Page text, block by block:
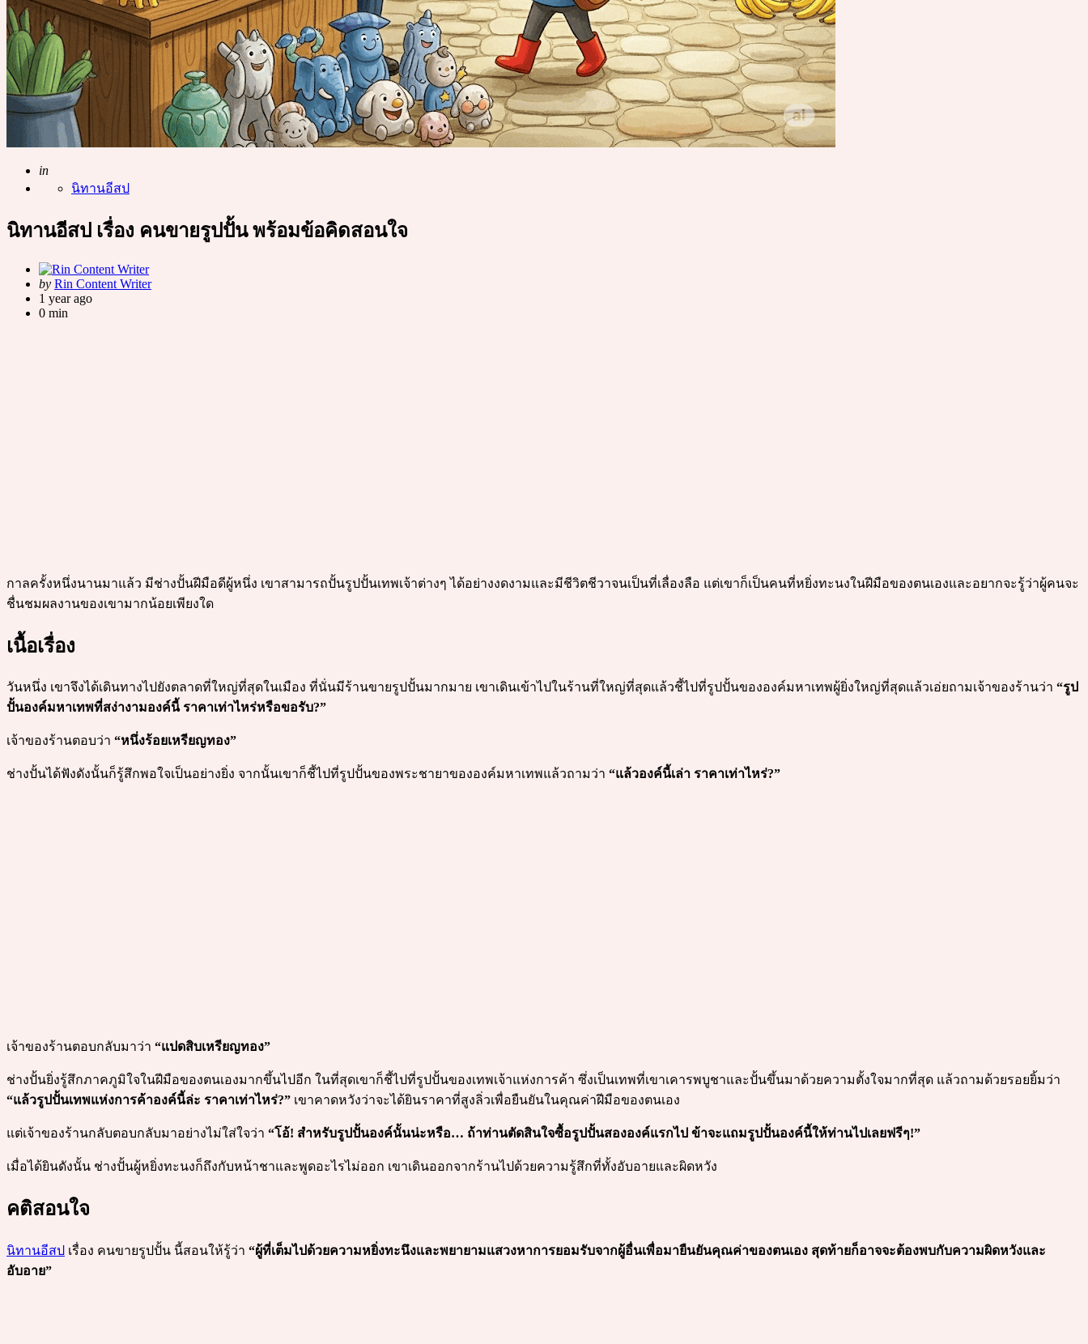
Posted
in
นิทานอีสป
นิทานอีสป เรื่อง คนขายรูปปั้น พร้อมข้อคิดสอนใจ
Posted
by
by Rin Content Writer
1 year ago
0 min
กาลครั้งหนึ่งนานมาแล้ว มีช่างปั้นฝีมือดีผู้หนึ่ง เขาสามารถปั้นรูปปั้นเทพเจ้าต่างๆ ได้อย่างงดงามและมีชีวิตชีวาจนเป็นที่เลื่องลือ แต่เขาก็เป็นคนที่หยิ่งทะนงในฝีมือของตนเองและอยากจะรู้ว่าผู้คนจะ
ชื่นชมผลงานของเขามากน้อยเพียงใด
เนื้อเรื่อง
วันหนึ่ง เขาจึงได้เดินทางไปยังตลาดที่ใหญ่ที่สุดในเมือง ที่นั่นมีร้านขายรูปปั้นมากมาย เขาเดินเข้าไปในร้านที่ใหญ่ที่สุดแล้วชี้ไปที่รูปปั้นขององค์มหาเทพผู้ยิ่งใหญ่ที่สุดแล้วเอ่ยถามเจ้าของร้านว่า “รูป
ปั้นองค์มหาเทพที่สง่างามองค์นี้ ราคาเท่าไหร่หรือขอรับ?”
เจ้าของร้านตอบว่า “หนึ่งร้อยเหรียญทอง”
ช่างปั้นได้ฟังดังนั้นก็รู้สึกพอใจเป็นอย่างยิ่ง จากนั้นเขาก็ชี้ไปที่รูปปั้นของพระชายาขององค์มหาเทพแล้วถามว่า “แล้วองค์นี้เล่า ราคาเท่าไหร่?”
เจ้าของร้านตอบกลับมาว่า “แปดสิบเหรียญทอง”
ช่างปั้นยิ่งรู้สึกภาคภูมิใจในฝีมือของตนเองมากขึ้นไปอีก ในที่สุดเขาก็ชี้ไปที่รูปปั้นของเทพเจ้าแห่งการค้า ซึ่งเป็นเทพที่เขาเคารพบูชาและปั้นขึ้นมาด้วยความตั้งใจมากที่สุด แล้วถามด้วยรอยยิ้มว่า
“แล้วรูปปั้นเทพแห่งการค้าองค์นี้ล่ะ ราคาเท่าไหร่?” เขาคาดหวังว่าจะได้ยินราคาที่สูงลิ่วเพื่อยืนยันในคุณค่าฝีมือของตนเอง
แต่เจ้าของร้านกลับตอบกลับมาอย่างไม่ใส่ใจว่า “โอ้! สำหรับรูปปั้นองค์นั้นน่ะหรือ… ถ้าท่านตัดสินใจซื้อรูปปั้นสององค์แรกไป ข้าจะแถมรูปปั้นองค์นี้ให้ท่านไปเลยฟรีๆ!”
เมื่อได้ยินดังนั้น ช่างปั้นผู้หยิ่งทะนงก็ถึงกับหน้าชาและพูดอะไรไม่ออก เขาเดินออกจากร้านไปด้วยความรู้สึกที่ทั้งอับอายและผิดหวัง
คติสอนใจ
นิทานอีสป เรื่อง คนขายรูปปั้น นี้สอนให้รู้ว่า “ผู้ที่เต็มไปด้วยความหยิ่งทะนึงและพยายามแสวงหาการยอมรับจากผู้อื่นเพื่อมายืนยันคุณค่าของตนเอง สุดท้ายก็อาจจะต้องพบกับความผิดหวังและ
อับอาย”